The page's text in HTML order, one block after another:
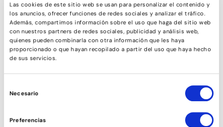
Las cookies de este sitio web se usan para personalizar el contenido y
los anuncios, ofrecer funciones de redes sociales y analizar el tráfico.
Además, compartimos información sobre el uso que haga del sitio web
con nuestros partners de redes sociales, publicidad y análisis web,
quienes pueden combinarla con otra información que les haya
proporcionado o que hayan recopilado a partir del uso que haya hecho
de sus servicios.
de
Necesario
Preferencias